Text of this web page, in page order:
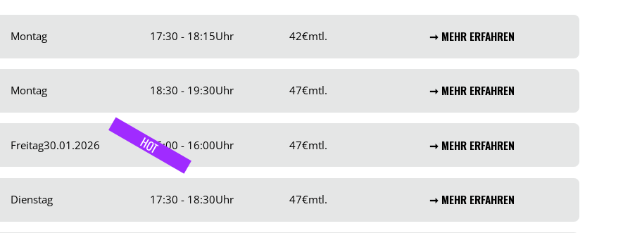
Montag 17:30 - 18:15Uhr 42€mtl. ➞ MEHR ERFAHREN
Montag 18:30 - 19:30Uhr 47€mtl. ➞ MEHR ERFAHREN
HOT
Freitag30.01.2026 15:00 - 16:00Uhr 47€mtl. ➞ MEHR ERFAHREN
Dienstag 17:30 - 18:30Uhr 47€mtl. ➞ MEHR ERFAHREN